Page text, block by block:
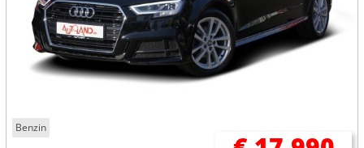
Benzin